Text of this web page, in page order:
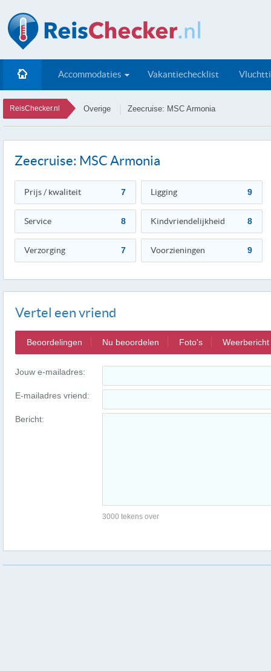
Accommodaties Vakantiechecklist
ReisChecker.nl Overige Zeecruise: MSC Armonia
Zeecruise: MSC Armonia
Prijs / kwaliteit 7 Ligging 9
Service 8 Kindvriendelijkheid 8
Verzorging 7 Voorzieningen 9
Vertel een vriend
Beoordelingen Nu beoordelen Foto's Weerbericht
Jouw e-mailadres:
E-mailadres vriend:
Bericht:
3000 tekens over